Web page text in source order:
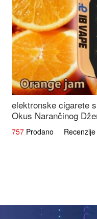
elektronske cigarete
Okus Narančinog
Iskustvo
757 Prodano Recenzije